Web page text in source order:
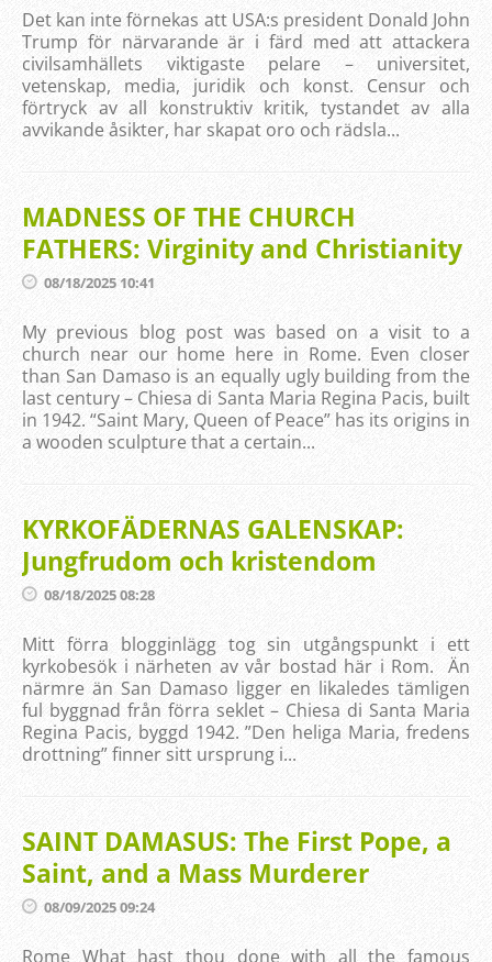
Det kan inte förnekas att USA:s president Donald John
Trump för närvarande är i färd med att attackera
civilsamhällets viktigaste pelare – universitet,
vetenskap, media, juridik och konst. Censur och
förtryck av all konstruktiv kritik, tystandet av alla
avvikande åsikter, har skapat oro och rädsla...
MADNESS OF THE CHURCH
FATHERS: Virginity and Christianity
08/18/2025 10:41
My previous blog post was based on a visit to a
church near our home here in Rome. Even closer
than San Damaso is an equally ugly building from the
last century – Chiesa di Santa Maria Regina Pacis, built
in 1942. “Saint Mary, Queen of Peace” has its origins in
a wooden sculpture that a certain...
KYRKOFÄDERNAS GALENSKAP:
Jungfrudom och kristendom
08/18/2025 08:28
Mitt förra blogginlägg tog sin utgångspunkt i ett
kyrkobesök i närheten av vår bostad här i Rom. Än
närmre än San Damaso ligger en likaledes tämligen
ful byggnad från förra seklet – Chiesa di Santa Maria
Regina Pacis, byggd 1942. ”Den heliga Maria, fredens
drottning” finner sitt ursprung i...
SAINT DAMASUS: The First Pope, a
Saint, and a Mass Murderer
08/09/2025 09:24
Rome What hast thou done with all the famous